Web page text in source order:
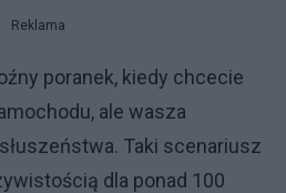
Reklama
poranek, kiedy chcecie
ale wasza
Taki scenariusz
dla ponad 100